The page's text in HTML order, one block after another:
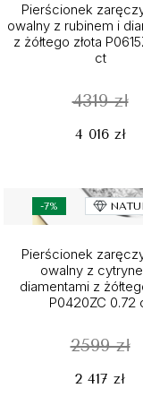
Pierścionek
owalny z rubinem i
z żółtego złota
ct
4319 zł
4 016 zł
-7%
Pierścionek
owalny z
diamentami z
P0420ZC 0.72
2599 zł
2 417 zł